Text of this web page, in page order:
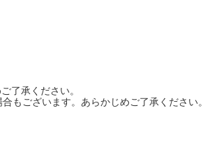
Two Thin Coats
ス シタデルカラーセット販売
了承ください。
もございます。あらかじめご了承ください。